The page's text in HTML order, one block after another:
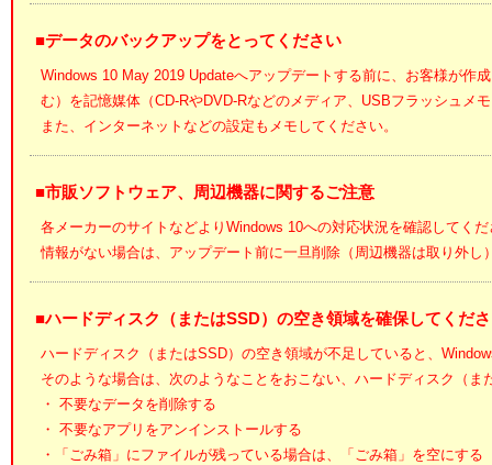
■データのバックアップをとってください
Windows 10 May 2019 Updateへアップデートする前に、お客様が作
む）を記憶媒体（CD-RやDVD-Rなどのメディア、USBフラッシュメ
また、インターネットなどの設定もメモしてください。
■市販ソフトウェア、周辺機器に関するご注意
各メーカーのサイトなどよりWindows 10への対応状況を確認してく
情報がない場合は、アップデート前に一旦削除（周辺機器は取り外し
■ハードディスク（またはSSD）の空き領域を確保してくだ
ハードディスク（またはSSD）の空き領域が不足していると、
そのような場合は、次のようなことをおこない、ハードディスク（
・ 不要なデータを削除する
・ 不要なアプリをアンインストールする
・「ごみ箱」にファイルが残っている場合は、「ごみ箱」を空にする